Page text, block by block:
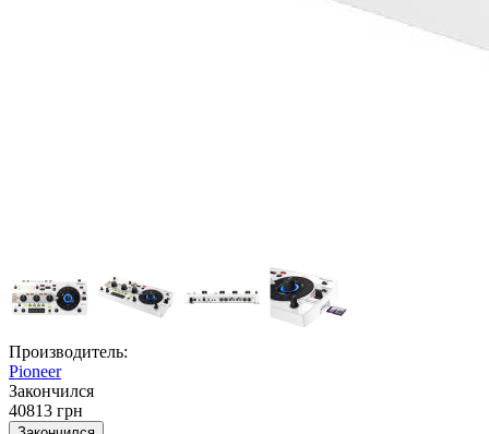
Производитель:
Pioneer
Закончился
40813 грн